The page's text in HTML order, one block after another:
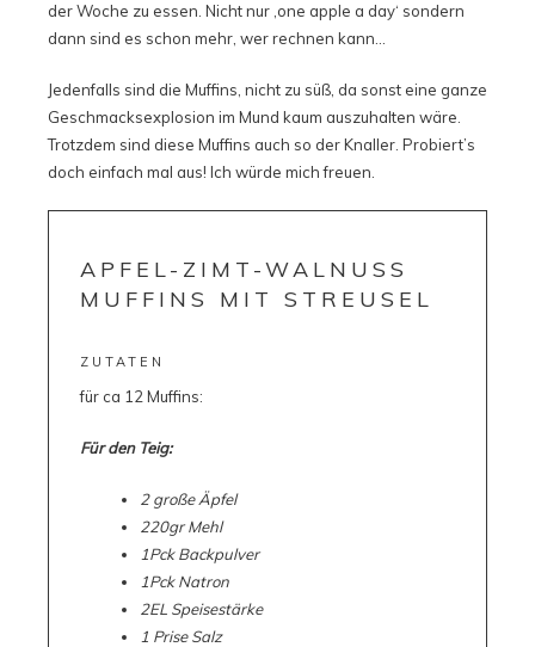
der Woche zu essen. Nicht nur ‚one apple a day‘ sondern
dann sind es schon mehr, wer rechnen kann…
Jedenfalls sind die Muffins, nicht zu süß, da sonst eine ganze
Geschmacksexplosion im Mund kaum auszuhalten wäre.
Trotzdem sind diese Muffins auch so der Knaller. Probiert’s
doch einfach mal aus! Ich würde mich freuen.
APFEL-ZIMT-WALNUSS
MUFFINS MIT STREUSEL
ZUTATEN
für ca 12 Muffins:
Für den Teig:
2 große Äpfel
220gr Mehl
1Pck Backpulver
1Pck Natron
2EL Speisestärke
1 Prise Salz